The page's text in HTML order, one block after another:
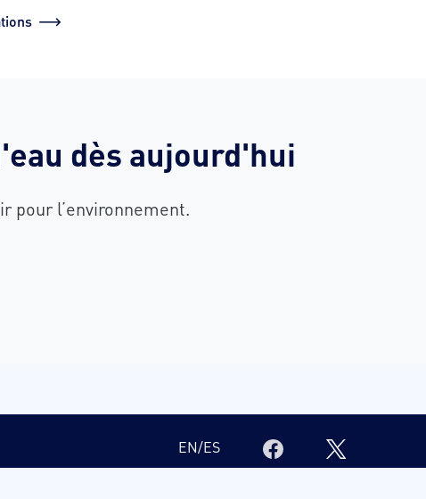
dès aujourd'hui
pour l’environnement.
EN/ES